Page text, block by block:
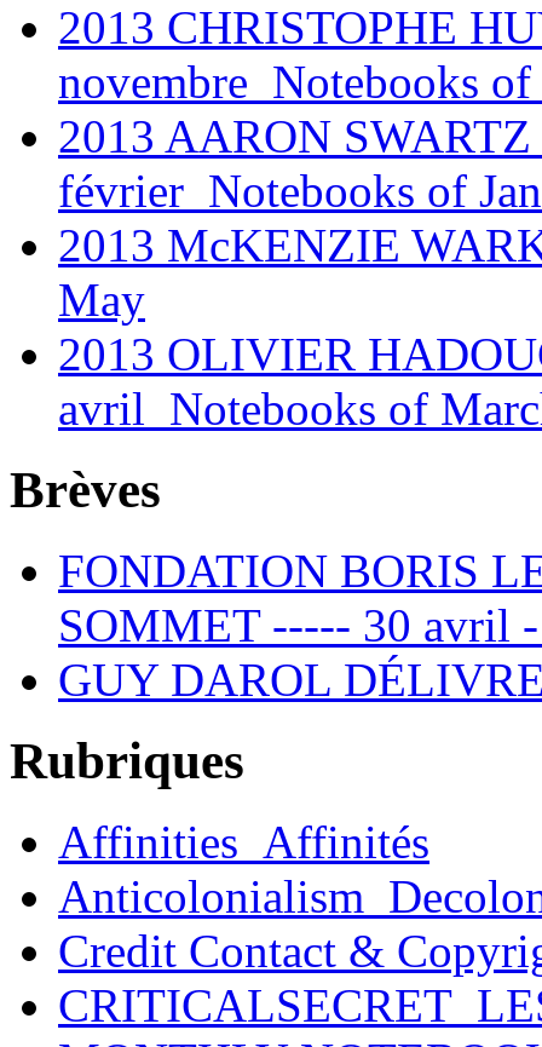
2013 CHRISTOPHE
novembre_Notebooks
2013 AARON
février_Notebooks of
2013 McKENZIE
May
2013 OLIVIER
avril_Notebooks of
Brèves
FONDATION BORIS
SOMMET ----- 30 avril
GUY DAROL
Rubriques
Affinities_Affinités
Credit Contact &